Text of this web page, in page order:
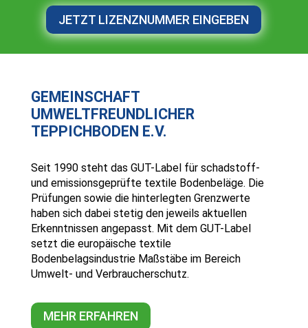
JETZT LIZENZNUMMER EINGEBEN
GEMEINSCHAFT
UMWELTFREUNDLICHER
TEPPICHBODEN E.V.
Seit 1990 steht das GUT-Label für schadstoff-
und emissionsgeprüfte textile Bodenbeläge. Die
Prüfungen sowie die hinterlegten Grenzwerte
haben sich dabei stetig den jeweils aktuellen
Erkenntnissen angepasst. Mit dem GUT-Label
setzt die europäische textile
Bodenbelagsindustrie Maßstäbe im Bereich
Umwelt- und Verbraucherschutz.
MEHR ERFAHREN